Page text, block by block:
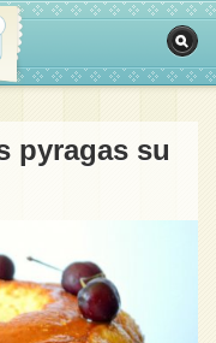
pyragas su